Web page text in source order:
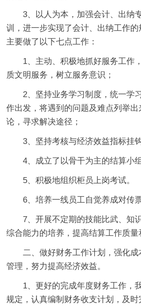
3、以人为本，加强会计、出纳
训，进一步实现了会计、出纳工作
主要做了以下七点工作：
1、主动、积极地抓好服务工作
质文明服务，树立服务意识；
2、坚持业务学习制度，统一学
作出发，将遇到的问题及难点列举
论，寻求解决途径；
3、坚持考核与经济效益指标挂钩
4、成立了以骨干为主的结算小
5、积极地组织柜员上岗考试。
6、培养一线员工自觉养成对传
7、开展不定期的技能比武、知
综合能力的培养，提高结算工作质量
二、做好财务工作计划，强化
管理，努力提高经济效益。
1、更好的完成年度财务工作，
规定，认真编制财务收支计划，及